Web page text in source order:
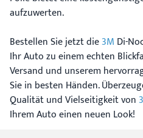
aufzuwerten.
Bestellen Sie jetzt die3M Di-
Ihr Auto zu einem echten
Versand und unserem
Sie in besten Händen.
Qualität und Vielseitigkeit von
Ihrem Auto einen neuen Look!